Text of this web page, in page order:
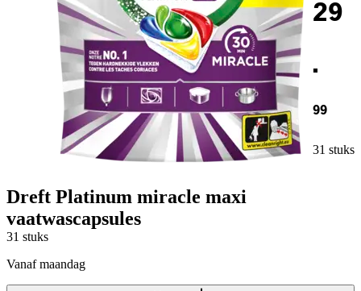
29
.
99
31 stuks
Dreft Platinum miracle maxi
vaatwascapsules
31 stuks
vanaf maandag